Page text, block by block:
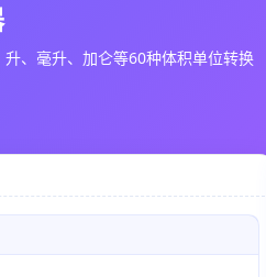
、毫升、加仑等60种体积单位转换